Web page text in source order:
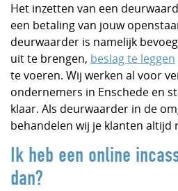
Het inzetten van een
een betaling van jouw
deurwaarder is namelijk
uit te brengen, beslag te leggen
te voeren. Wij werken al voor
ondernemers in Enschede en
klaar. Als deurwaarder in de
behandelen wij je klanten altijd
Ik heb een online
dan?